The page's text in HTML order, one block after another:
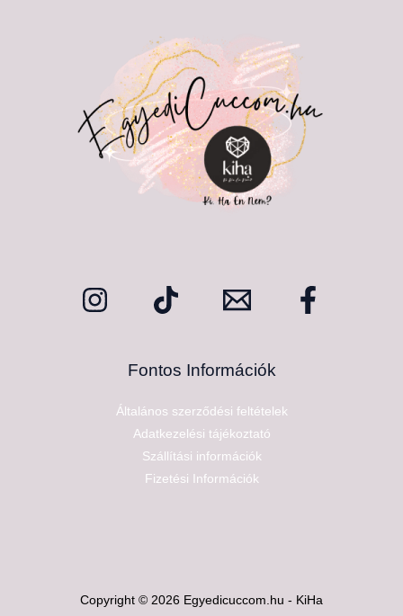
Fontos Információk
Általános szerződési feltételek
Adatkezelési tájékoztató
Szállítási információk
Fizetési Információk
Copyright © 2026 Egyedicuccom.hu - KiHa